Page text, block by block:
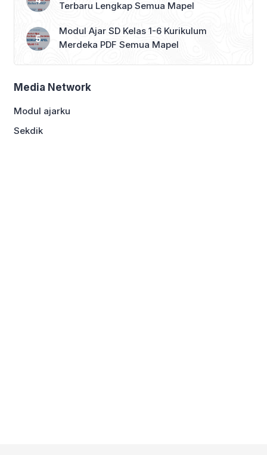
Terbaru Lengkap Semua Mapel
Modul Ajar SD Kelas 1-6 Kurikulum
Merdeka PDF Semua Mapel
Media Network
Modul ajarku
Sekdik